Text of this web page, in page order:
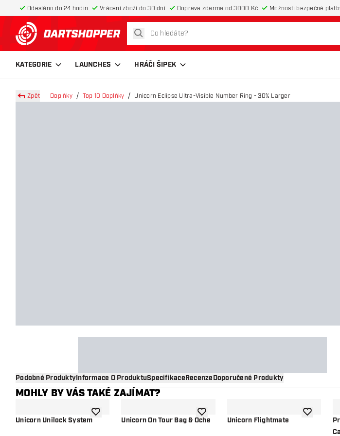
Odesláno do 24 hodin Vrácení zboží do 30 dní Doprava zdarma od 3000 Kč Možnosti bezpečné
Zpět na hlavní stránku
hledat
KATEGORIE LAUNCHES HRÁČI ŠIPEK
Zpět Doplňky Top 10 Doplňky Unicorn Eclipse Ultra-Visible Number Ring - 30% Larger
Podobné ProduktyInformace O ProduktuSpecifikaceRecenzeDoporučené Produkty
MOHLY BY VÁS TAKÉ ZAJÍMAT?
Unicorn Unilock SystemPřidat do seznamu přání
Unicorn On Tour Bag & OchePřidat do seznamu přání
Unicorn Flightmate Přidat do